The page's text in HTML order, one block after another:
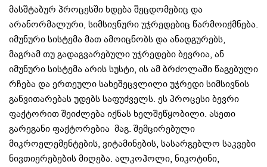
მასშტაბურ პროცესში ხდება შეცდომებიც და
არანორმალური, სიმსივნური უჯრედებიც წარმოიქმნება.
იმუნური სისტემა მათ ამოიცნობს და ანადგურებს,
მაგრამ თუ გადაგვარებული უჯრედები ბევრია, ან
იმუნური სისტემა არის სუსტი, ის ამ ბრძოლაში წაგებული
რჩება და ერთეული სახეშეცვლილი უჯრედი სიმსივნის
განვითარებას უდებს საფუძველს. ეს პროცესი ბევრი
ფაქტორით შეიძლება იქნას ხელშეწყობილი. ასეთი
გარეგანი ფაქტორებია მაგ. შემცირებული
მიკროელემენტების, ვიტამინების, სასარგებლო საკვები
ნივთიერებების მიღება. ალკოჰოლი, ნიკოტინი,